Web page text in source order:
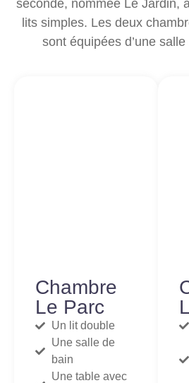
seconde, nommée Le Jardin,
lits simples. Les deux
sont équipées d’une salle
Chambre
Le Parc
Un lit double
Une salle de
bain
Une table avec